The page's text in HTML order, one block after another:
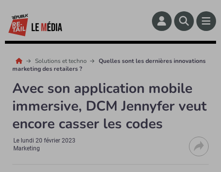
Solutions et techno
Quelles sont les dernières innovations
marketing des retailers ?
Avec son application mobile
immersive, DCM Jennyfer veut
encore casser les codes
Le lundi 20 février 2023
Marketing